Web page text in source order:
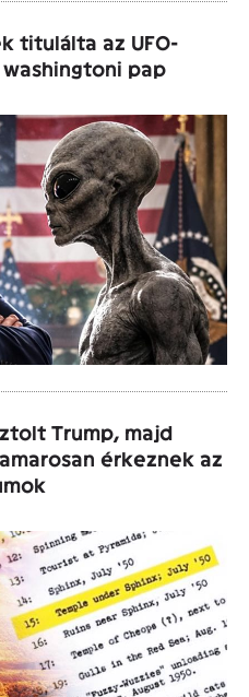
titulálta az UFO-
pap
Trump, majd
érkeznek az